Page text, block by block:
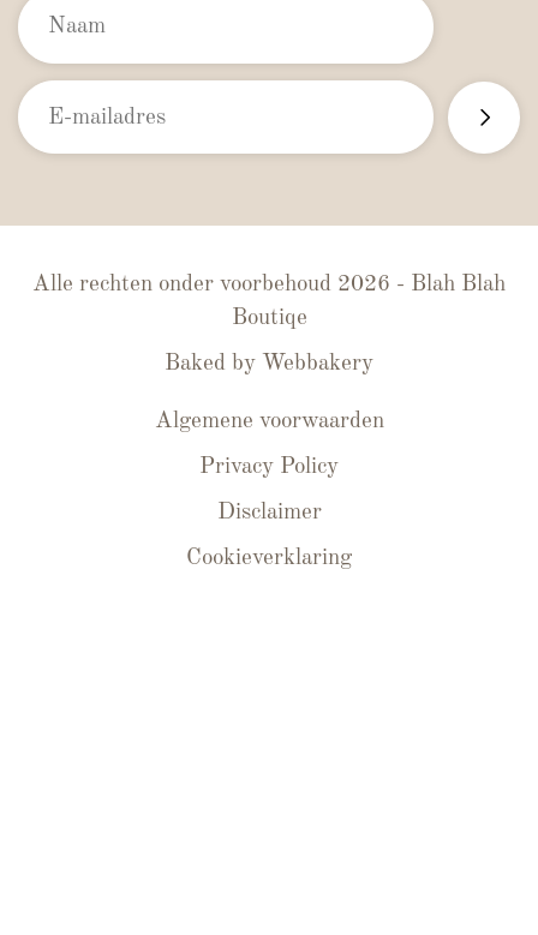
Alle rechten onder voorbehoud 2026 - Blah Blah
Boutiqe
Baked by Webbakery
Algemene voorwaarden
Privacy Policy
Disclaimer
Cookieverklaring